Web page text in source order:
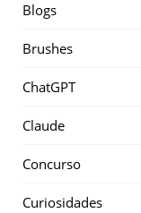
Blogs
Brushes
ChatGPT
Claude
Concurso
Curiosidades